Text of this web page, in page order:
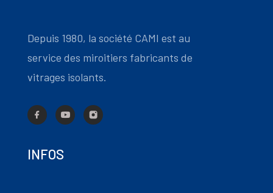
Depuis 1980, la société CAMI est au
service des miroitiers fabricants de
vitrages isolants.
INFOS